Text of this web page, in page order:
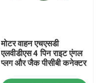
मोटर वाहन एचएसडी
एलवीडीएस 4 पिन राइट एंगल
प्लग और जैक पीसीबी कनेक्टर